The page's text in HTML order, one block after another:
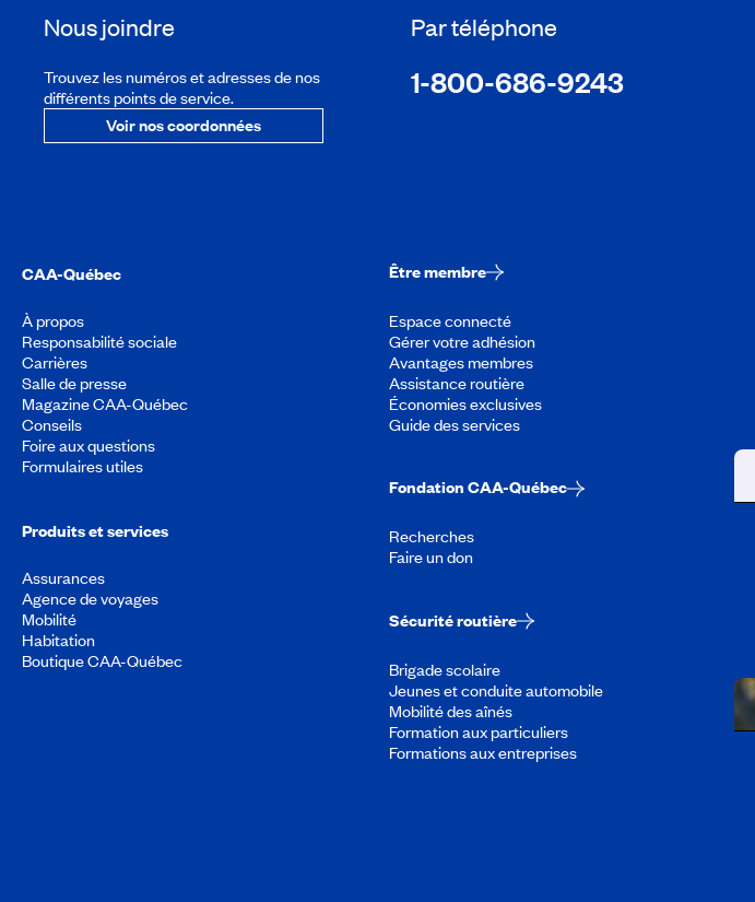
Nous joindre
Trouvez les numéros et adresses de nos
différents points de service.
Voir nos coordonnées
Par téléphone
1-800-686-9243
CAA-Québec
À propos
Responsabilité sociale
Carrières
Salle de presse
Magazine CAA-Québec
Conseils
Foire aux questions
Formulaires utiles
Produits et services
Assurances
Agence de voyages
Mobilité
Habitation
Boutique CAA-Québec
Être membre
Espace connecté
Gérer votre adhésion
Avantages membres
Assistance routière
Économies exclusives
Guide des services
Fondation CAA-Québec
Recherches
Faire un don
Sécurité routière
Brigade scolaire
Jeunes et conduite automobile
Mobilité des aînés
Formation aux particuliers
Formations aux entreprises